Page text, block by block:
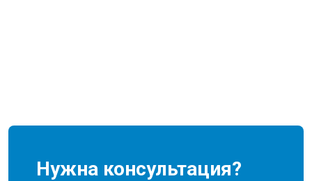
Нужна консультация?